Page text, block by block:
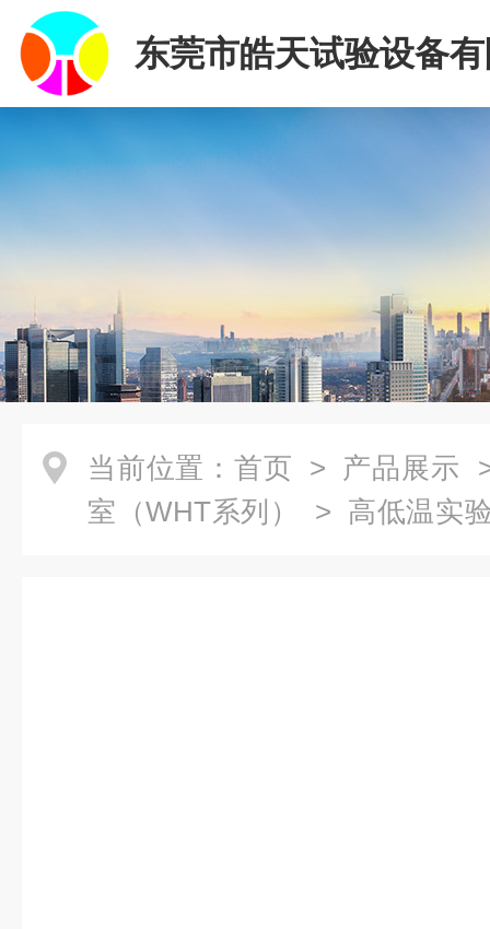
东莞市皓天试验设备
当前位置： 首页 > 产品展示
室（WHT系列）
> 高低温实